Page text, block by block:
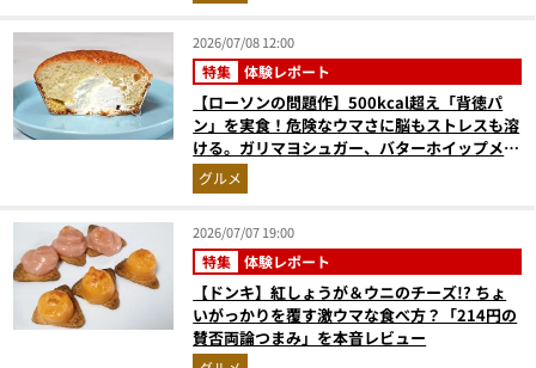
2026/07/08 12:00
特集 体験レポート
【ローソンの問題作】500kcal超え「背徳パ
ン」を実食！危険なウマさに脳もストレスも溶
ける。ガリマヨシュガー、バターホイップメロ
ンの衝撃
グルメ
2026/07/07 19:00
特集 体験レポート
【ドンキ】紅しょうが＆ウニのチーズ!? ちょ
いがっかりを覆す激ウマな食べ方？「214円の
賛否両論つまみ」を本音レビュー